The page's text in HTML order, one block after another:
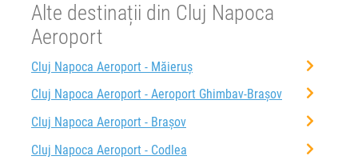
Alte destinații din Cluj Napoca
Aeroport
Cluj Napoca Aeroport - Măieruș
Cluj Napoca Aeroport - Aeroport Ghimbav-Brașov
Cluj Napoca Aeroport - Brașov
Cluj Napoca Aeroport - Codlea